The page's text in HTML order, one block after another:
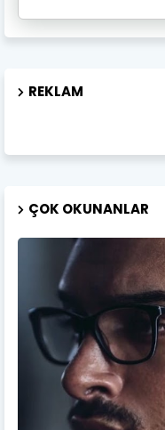
REKLAM
ÇOK OKUNANLAR